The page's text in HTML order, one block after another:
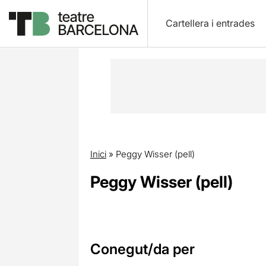
Cartellera i entrades
Inici» Peggy Wisser (pell)
Peggy Wisser (pell)
Conegut/da per